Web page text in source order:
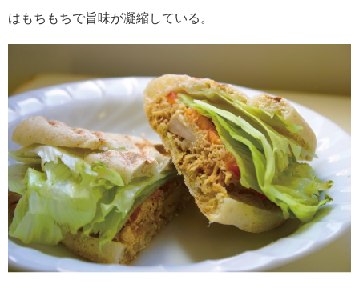
はもちもちで旨味が凝縮している。